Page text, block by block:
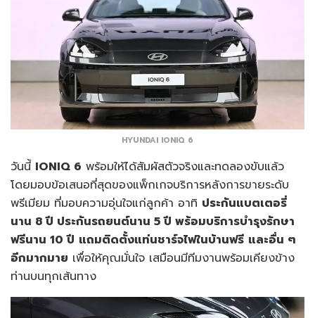
HYUNDAI IONIQ 6
วันนี้ IONIQ 6 พร้อมให้ได้สัมผัสตัวจริงและทดลองขับแล้ว
โดยมอบข้อเสนอที่สุดของแพ็กเกจบริการหลังการขายระดับ
พรีเมียม ที่มอบความอุ่นใจแก่ลูกค้า อาทิ ประกันแบตเตอรี่
นาน 8 ปี ประกันรถยนต์นาน 5 ปี พร้อมบริการบำรุงรักษา
ฟรีนาน 10 ปี แถมติดตั้งแท่นชาร์จไฟในบ้านฟรี และอื่น ๆ
อีกมากมาย เพื่อให้คุณมั่นใจ เสมือนมีทีมงานพร้อมเคียงข้าง
ท่านบนทุกเส้นทาง